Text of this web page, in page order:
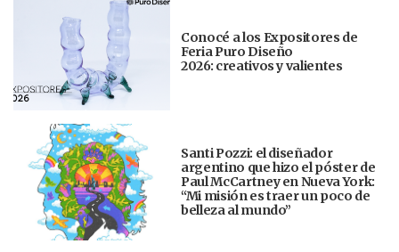
Conocé a los Expositores de
Feria Puro Diseño
2026: creativos y valientes
Santi Pozzi: el diseñador
argentino que hizo el póster de
Paul McCartney en Nueva York:
“Mi misión es traer un poco de
belleza al mundo”